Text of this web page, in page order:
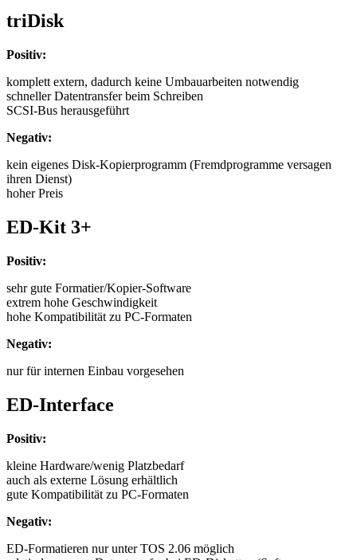
triDisk
Positiv:
komplett extern, dadurch keine Umbauarbeiten notwendig
schneller Datentransfer beim Schreiben
SCSI-Bus herausgeführt
Negativ:
kein eigenes Disk-Kopierprogramm (Fremdprogramme versagen
ihren Dienst)
hoher Preis
ED-Kit 3+
Positiv:
sehr gute Formatier/Kopier-Software
extrem hohe Geschwindigkeit
hohe Kompatibilität zu PC-Formaten
Negativ:
nur für internen Einbau vorgesehen
ED-Interface
Positiv:
kleine Hardware/wenig Platzbedarf
auch als externe Lösung erhältlich
gute Kompatibilität zu PC-Formaten
Negativ:
ED-Formatieren nur unter TOS 2.06 möglich